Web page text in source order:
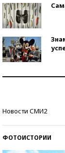
Новости СМИ2
ФОТОИСТОРИИ